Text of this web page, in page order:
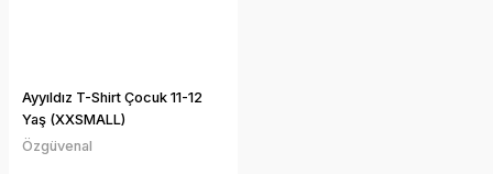
Ayyıldız T-Shirt Çocuk 11-12
Yaş (XXSMALL)
Özgüvenal